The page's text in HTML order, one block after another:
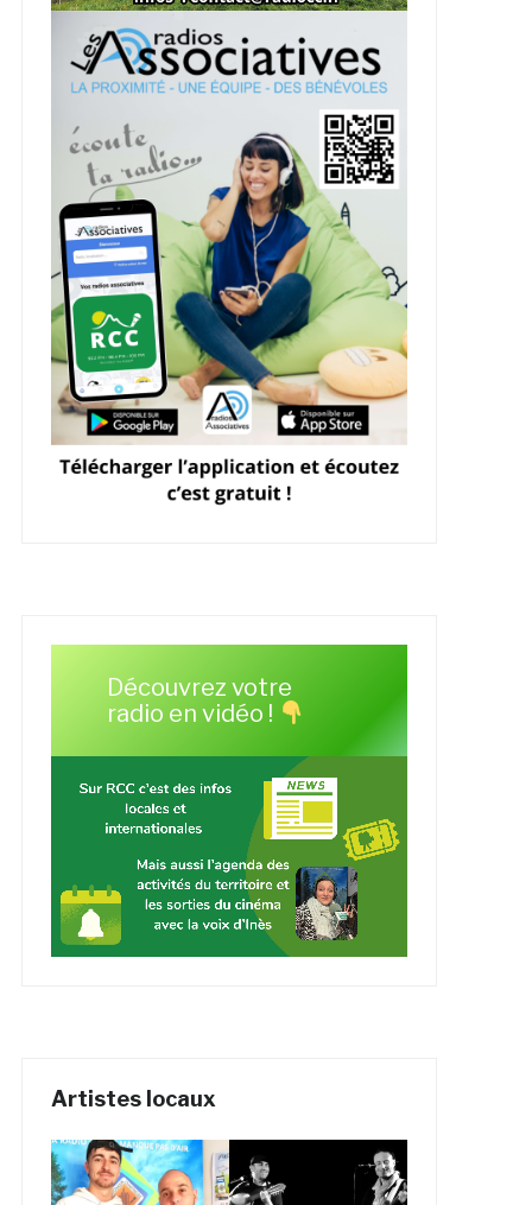
Découvrez votre
radio en vidéo !
Artistes locaux